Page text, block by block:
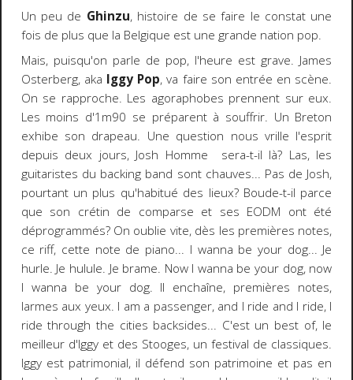
Un peu de Ghinzu, histoire de se faire le constat une
fois de plus que la Belgique est une grande nation pop.
Mais, puisqu'on parle de pop, l'heure est grave. James
Osterberg, aka Iggy Pop, va faire son entrée en scène.
On se rapproche. Les agoraphobes prennent sur eux.
Les moins d'1m90 se préparent à souffrir. Un Breton
exhibe son drapeau. Une question nous vrille l'esprit
depuis deux jours, Josh Homme sera-t-il là? Las, les
guitaristes du backing band sont chauves... Pas de Josh,
pourtant un plus qu'habitué des lieux? Boude-t-il parce
que son crétin de comparse et ses EODM ont été
déprogrammés? On oublie vite, dès les premières notes,
ce riff, cette note de piano... I wanna be your dog... Je
hurle. Je hulule. Je brame. Now I wanna be your dog, now
I wanna be your dog. Il enchaîne, premières notes,
larmes aux yeux. I am a passenger, and I ride and I ride, I
ride through the cities backsides... C'est un best of, le
meilleur d'Iggy et des Stooges, un festival de classiques.
Iggy est patrimonial, il défend son patrimoine et pas en